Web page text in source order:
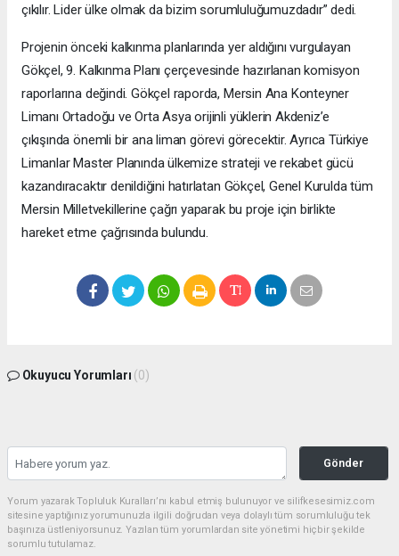
çıkılır. Lider ülke olmak da bizim sorumluluğumuzdadır” dedi.
Projenin önceki kalkınma planlarında yer aldığını vurgulayan
Gökçel, 9. Kalkınma Planı çerçevesinde hazırlanan komisyon
raporlarına değindi. Gökçel raporda, Mersin Ana Konteyner
Limanı Ortadoğu ve Orta Asya orijinli yüklerin Akdeniz’e
çıkışında önemli bir ana liman görevi görecektir. Ayrıca Türkiye
Limanlar Master Planında ülkemize strateji ve rekabet gücü
kazandıracaktır denildiğini hatırlatan Gökçel, Genel Kurulda tüm
Mersin Milletvekillerine çağrı yaparak bu proje için birlikte
hareket etme çağrısında bulundu.
Okuyucu Yorumları (0)
Gönder
Yorum yazarak Topluluk Kuralları’nı kabul etmiş bulunuyor ve silifkesesimiz.com
sitesine yaptığınız yorumunuzla ilgili doğrudan veya dolaylı tüm sorumluluğu tek
başınıza üstleniyorsunuz. Yazılan tüm yorumlardan site yönetimi hiçbir şekilde
sorumlu tutulamaz.